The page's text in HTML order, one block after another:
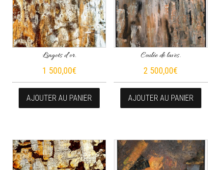
Lingots d’or.
1 500,00€
AJOUTER AU PANIER
Coulée de laves.
2 500,00€
AJOUTER AU PANIER